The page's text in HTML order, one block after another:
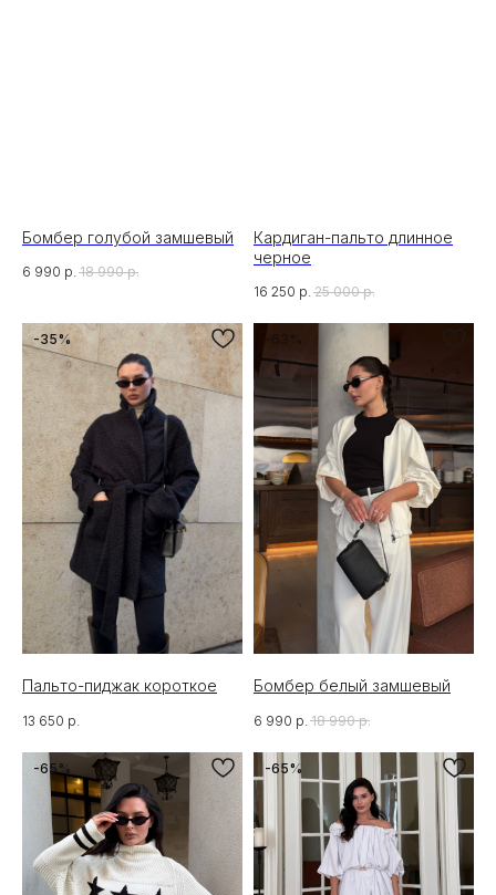
Бомбер голубой замшевый
6 990 р. 18 990 р.
Кардиган-пальто длинное
черное
16 250 р. 25 000 р.
-35%
Пальто-пиджак короткое
13 650 р.
-63%
Бомбер белый замшевый
6 990 р. 18 990 р.
-65% -65%